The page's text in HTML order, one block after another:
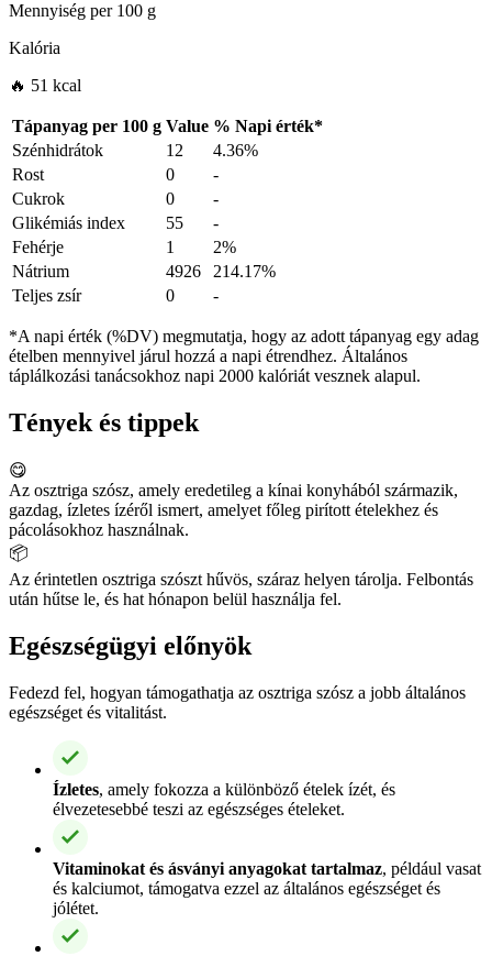
Mennyiség per100 g
Kalória
🔥 51 kcal
Tápanyag per 100 g Value % Napi érték*
Szénhidrátok
12
4.36%
Rost
0
-
Cukrok
0
-
Glikémiás index
55
-
Fehérje
1
2%
Nátrium
4926
214.17%
Teljes zsír
0 -
*A napi érték (%DV) megmutatja, hogy az adott tápanyag egy adag
ételben mennyivel járul hozzá a napi étrendhez. Általános
táplálkozási tanácsokhoz napi 2000 kalóriát vesznek alapul.
Tények és tippek
😋
Az osztriga szósz, amely eredetileg a kínai konyhából származik,
gazdag, ízletes ízéről ismert, amelyet főleg pirított ételekhez és
pácolásokhoz használnak.
📦
Az érintetlen osztriga szószt hűvös, száraz helyen tárolja. Felbontás
után hűtse le, és hat hónapon belül használja fel.
Egészségügyi előnyök
Fedezd fel, hogyan támogathatja az osztriga szósz a jobb általános
egészséget és vitalitást.
Ízletes, amely fokozza a különböző ételek ízét, és
élvezetesebbé teszi az egészséges ételeket.
Vitaminokat és ásványi anyagokat tartalmaz, például vasat
és kalciumot, támogatva ezzel az általános egészséget és
jólétet.